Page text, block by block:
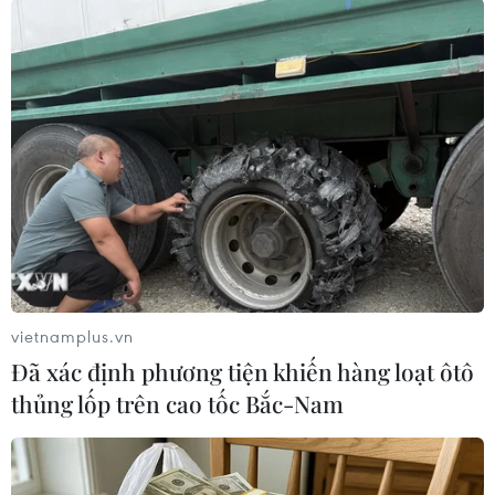
Mỹ nối lại hoạt động viện
trợ nhân đạo cho Dải Gaza
sau 2 ngày tạm ngưng
Liên hợp quốc cho biết sẽ xem xét
vấn đề an ninh trước khi nối lại
hoạt động viện trợ từ bến tàu nổi
do Mỹ xây dựng ở Dải Gaza, sau
khi bến tàu này phải tạm ngừng 2
ngày do thời tiết xấu.
(TTXVN/Vietnam+)
vietnamplus.vn
Đã xác định phương tiện khiến hàng loạt ôtô
thủng lốp trên cao tốc Bắc-Nam